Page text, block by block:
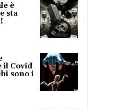
è
sta
il Covid
sono i